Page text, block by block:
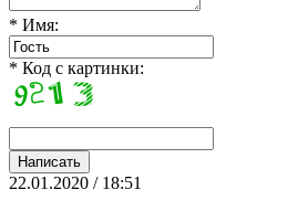
* Имя:
* Код с картинки:
22.01.2020 / 18:51